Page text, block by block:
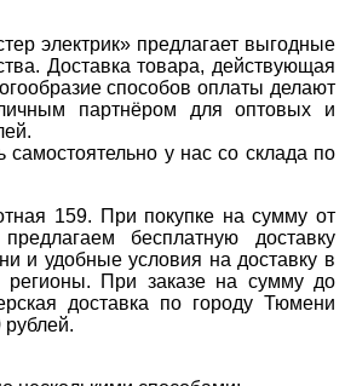
электрик» предлагает выгодные
Доставка товара, действующая
способов оплаты делают
партнёром для оптовых и
самостоятельно у нас со склада по
159. При покупке на сумму от
бесплатную доставку
и удобные условия на доставку в
регионы. При заказе на сумму до
доставка по городу Тюмени